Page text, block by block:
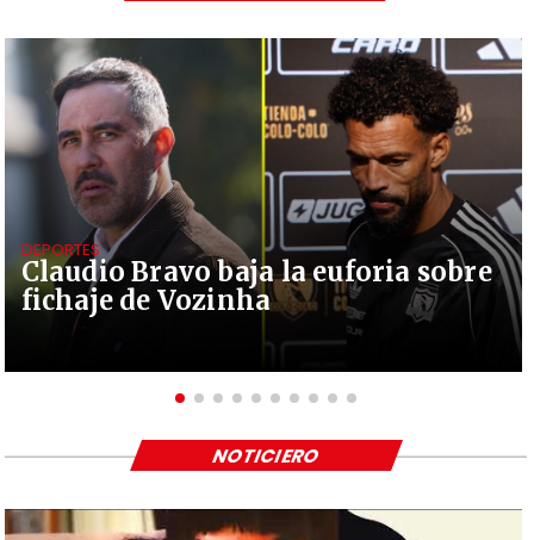
Claudio Bravo baja la euforia sobre
fichaje de Vozinha
DEPORTES
NOTICIERO